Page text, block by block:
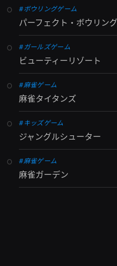
#ボウリングゲーム
パーフェクト・ボウリング
#ガールズゲーム
ビューティーリゾート
#麻雀ゲーム
麻雀タイタンズ
#キッズゲーム
ジャングルシューター
#麻雀ゲーム
麻雀ガーデン